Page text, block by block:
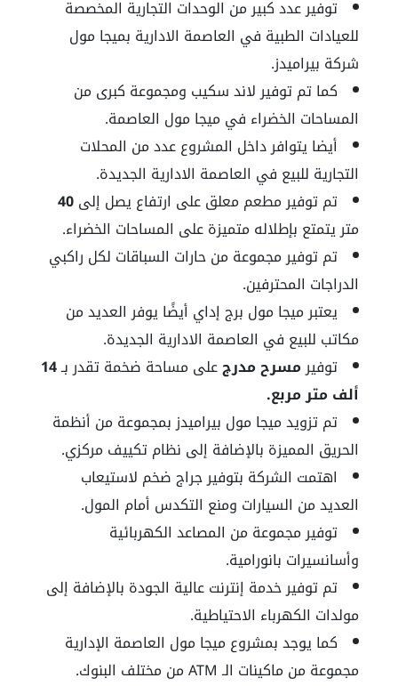
توفير عدد كبير من الوحدات التجارية المخصصة
للعيادات الطبية في العاصمة الادارية بميجا مول
شركة بيراميدز.
كما تم توفير لاند سكيب ومجموعة كبرى من
المساحات الخضراء في ميجا مول العاصمة.
أيضا يتوافر داخل المشروع عدد من المحلات
التجارية للبيع في العاصمة الادارية الجديدة.
تم توفير مطعم معلق على ارتفاع يصل إلى40
متر يتمتع بإطلاله متميزة على المساحات الخضراء.
تم توفير مجموعة من حارات السباقات لكل راكبي
الدراجات المحترفين.
يعتبر ميجا مول برج إداي أيضًا يوفر العديد من
مكاتب للبيع في العاصمة الادارية الجديدة.
توفيرمسرح مدرجعلى مساحة ضخمة تقدر بـ14
ألف متر مربع.
تم تزويد ميجا مول بيراميدز بمجموعة من أنظمة
الحريق المميزة بالإضافة إلى نظام تكييف مركزي.
اهتمت الشركة بتوفير جراج ضخم لاستيعاب
العديد من السيارات ومنع التكدس أمام المول.
توفير مجموعة من المصاعد الكهربائية
وأسانسيرات بانورامية.
تم توفير خدمة إنترنت عالية الجودة بالإضافة إلى
مولدات الكهرباء الاحتياطية.
كما يوجد بمشروع ميجا مول العاصمة الإدارية
مجموعة من ماكينات الـ ATM من مختلف البنوك.